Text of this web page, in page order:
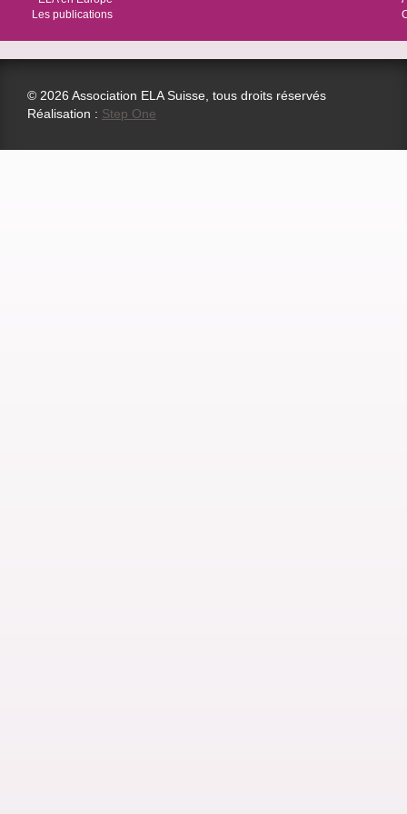
Les publications
© 2026 Association ELA Suisse, tous droits réservés
Réalisation : Step One